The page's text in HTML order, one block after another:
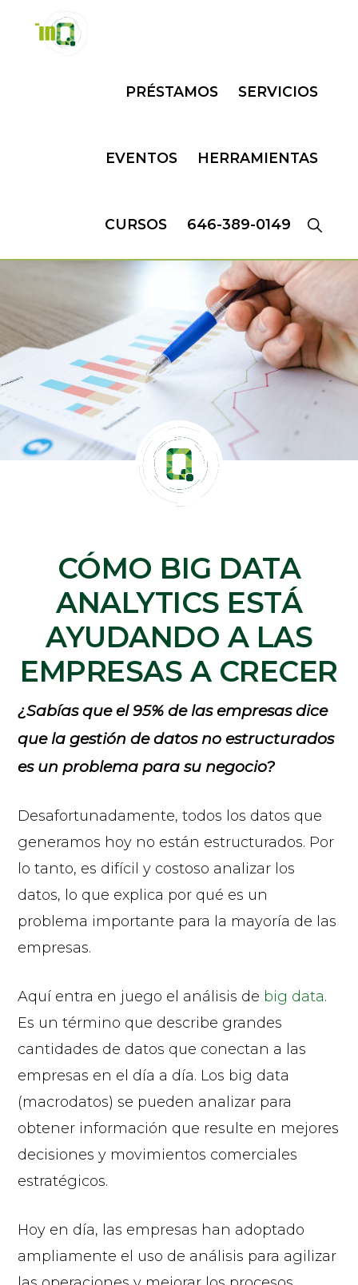
PRÉSTAMOS SERVICIOS
EVENTOS HERRAMIENTAS
CURSOS 646-389-0149
CÓMO BIG DATA
ANALYTICS ESTÁ
AYUDANDO A LAS
EMPRESAS A CRECER
¿Sabías que el 95% de las empresas dice
que la gestión de datos no estructurados
es un problema para su negocio?
Desafortunadamente, todos los datos que
generamos hoy no están estructurados. Por
lo tanto, es difícil y costoso analizar los
datos, lo que explica por qué es un
problema importante para la mayoría de las
empresas.
Aquí entra en juego el análisis de big data.
Es un término que describe grandes
cantidades de datos que conectan a las
empresas en el día a día. Los big data
(macrodatos) se pueden analizar para
obtener información que resulte en mejores
decisiones y movimientos comerciales
estratégicos.
Hoy en día, las empresas han adoptado
ampliamente el uso de análisis para agilizar